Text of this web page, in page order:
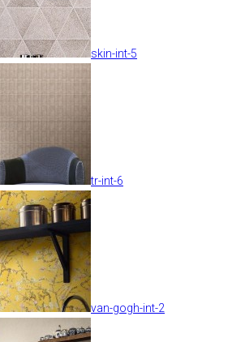
skin-int-5
tr-int-6
van-gogh-int-2